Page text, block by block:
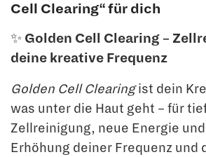
Cell Clearing“ für dich
✨ Golden Cell Clearing –
deine kreative Frequenz
Golden Cell Clearingist dein
was unter die Haut geht – für
Zellreinigung, neue Energie
Erhöhung deiner Frequenz und